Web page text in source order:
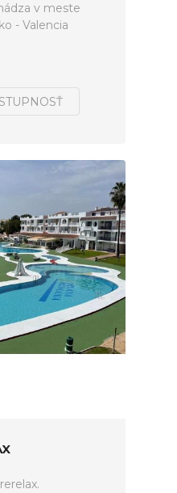
v meste
- Valencia